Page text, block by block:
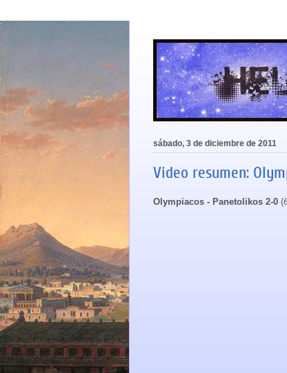
sábado, 3 de diciembre de 2011
Video resumen:
Olympiacos - Panetolikos 2-0 (